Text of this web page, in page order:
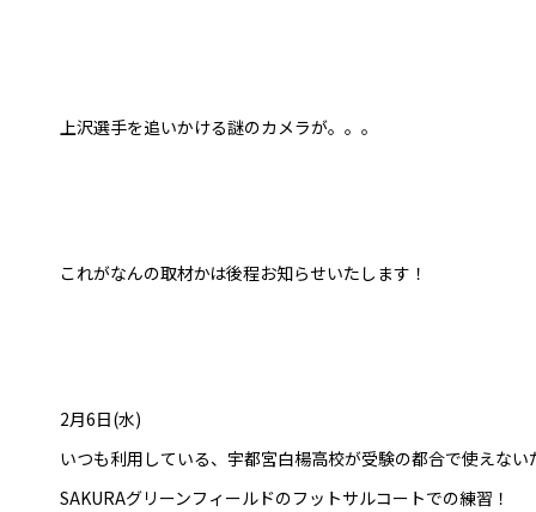
上沢選手を追いかける謎のカメラが。。。
これがなんの取材かは後程お知らせいたします！
2月6日(水)
いつも利用している、宇都宮白楊高校が受験の都合で使えない
SAKURAグリーンフィールドのフットサルコートでの練習！